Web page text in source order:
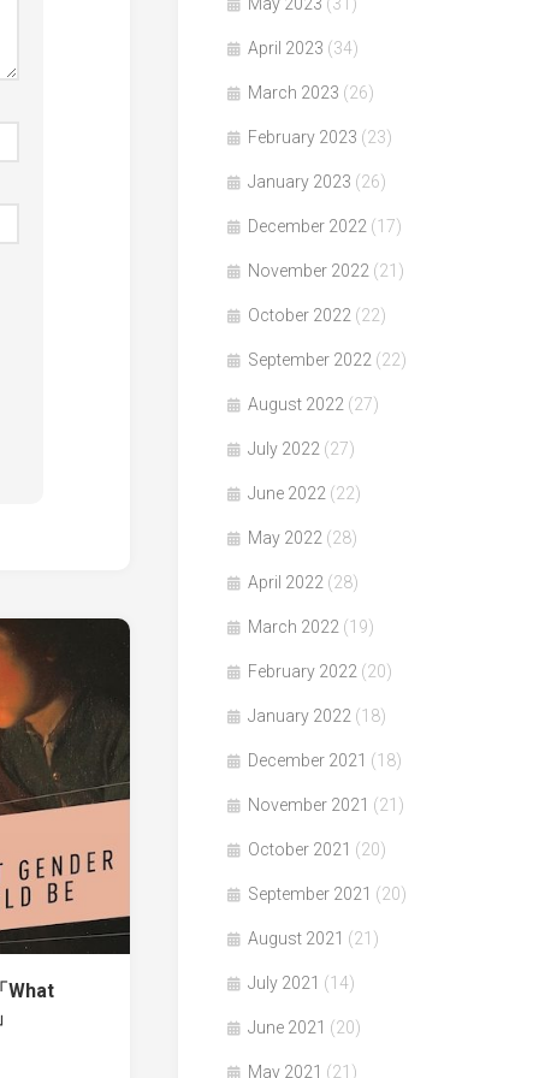
What
April 2023 (34)
March 2023 (26)
February 2023 (23)
January 2023 (26)
December 2022 (17)
November 2022 (21)
October 2022 (22)
September 2022 (22)
August 2022 (27)
July 2022 (27)
June 2022 (22)
May 2022 (28)
April 2022 (28)
March 2022 (19)
February 2022 (20)
January 2022 (18)
December 2021 (18)
November 2021 (21)
October 2021 (20)
September 2021 (20)
August 2021 (21)
July 2021 (14)
June 2021 (20)
May 2021 (21)